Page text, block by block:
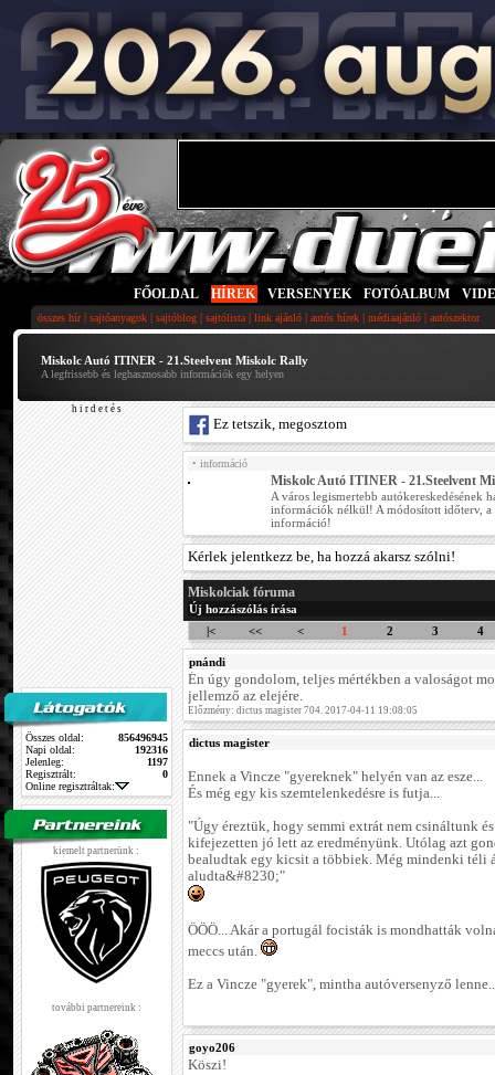
FŐOLDAL HÍREK VERSENYEK FOTÓALBUM
összes hír| sajtóanyagok | sajtóblog | sajtólista | link ajánló | autós hírek | médiaajánló | autószektor
Miskolc Autó ITINER - 21.Steelvent Miskolc Rally
A legfrissebb és leghasznosabb információk egy helyen
h i r d e t é s
Összes oldal:
856496945
Napi oldal:
192316
Jelenleg:
1197
Regisztrált:
0
Online regisztráltak:
kiemelt partnerünk :
további partnereink :
Ez tetszik, megosztom
• információ
Miskolc Autó ITINER - 21.Steelvent
A város legismertebb autókereskedésének
információk nélkül! A módosított időterv, a
információ!
Kérlek jelentkezz be, ha hozzá akarsz szólni!
Miskolciak fóruma
Új hozzászólás írása
|<
<< < 1 2 3 4
pnándi
Én úgy gondolom, teljes mértékben a valoságot
jellemző az elejére.
Előzmény: dictus magister 704. 2017-04-11 19:08:05
dictus magister
Ennek a Vincze "gyereknek" helyén van az esze...
És még egy kis szemtelenkedésre is futja...
"Úgy éreztük, hogy semmi extrát nem csináltunk
kifejezetten jó lett az eredményünk. Utólag azt
bealudtak egy kicsit a többiek. Még mindenki téli
aludta&#8230;"
ÖÖÖ... Akár a portugál focisták is mondhatták
meccs után.
Ez a Vincze "gyerek", mintha autóversenyző
goyo206
Köszi!